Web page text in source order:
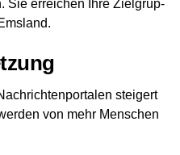
Sie errei­chen Ihre Ziel­grup­
stei­gert
von mehr Men­schen